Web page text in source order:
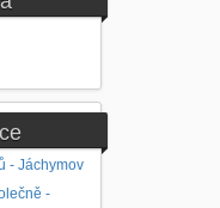
- Jáchymov
-